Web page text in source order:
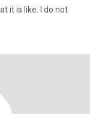
it is like. I do not